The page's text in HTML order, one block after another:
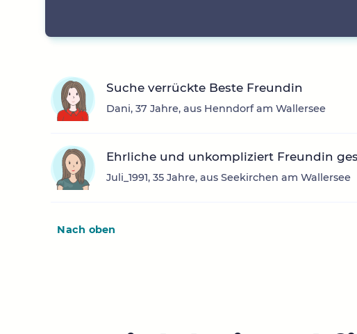
Suche verrückte Beste Freundin
Dani, 37 Jahre, aus Henndorf am Wallersee
Ehrliche und unkompliziert Freundin
Juli_1991, 35 Jahre, aus Seekirchen am Wallersee
Nach oben